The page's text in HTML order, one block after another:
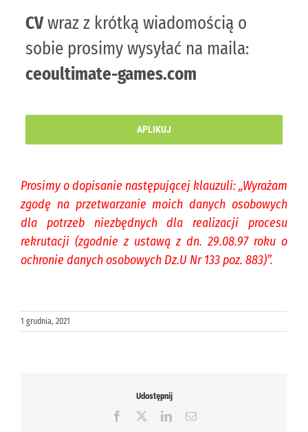
CVwraz z krótką wiadomością o
sobie prosimy wysyłać na maila:
ceoultimate-games.com
APLIKUJ
Prosimy o dopisanie następującej klauzuli: „Wyrażam
zgodę na przetwarzanie moich danych osobowych
dla potrzeb niezbędnych dla realizacji procesu
rekrutacji (zgodnie z ustawą z dn. 29.08.97 roku o
ochronie danych osobowych Dz.U Nr 133 poz. 883)”.
1 grudnia, 2021
Udostępnij
Facebook LinkedInEmail